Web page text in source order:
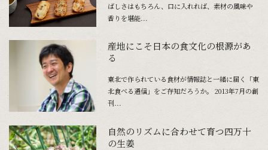
ばしさはもちろん、口に入れれば、素材の風味や
香りを堪能...
産地にこそ日本の食文化の根源があ
る
東北で作られている食材が情報誌と一緒に届く「東
北食べる通信」をご存知だろうか。 2013年7月の創
刊...
自然のリズムに合わせて育つ四万十
の生姜